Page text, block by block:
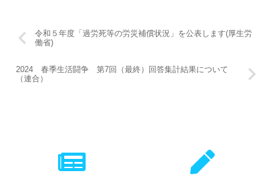
令和５年度「過労死等の労災補償状況」を公表します(厚生労
働省)
2024 春季生活闘争 第7回（最終）回答集計結果について
（連合）